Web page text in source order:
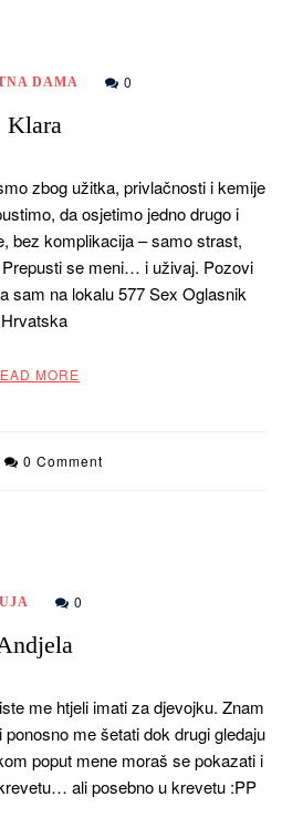
DAMA 0
Klara
zbog užitka, privlačnosti i kemije
da osjetimo jedno drugo i
bez komplikacija – samo strast,
se meni… i uživaj. Pozovi
sam na lokalu 577 Sex Oglasnik
Hrvatska
MORE
0 Comment
0
me htjeli imati za djevojku. Znam
me šetati dok drugi gledaju
poput mene moraš se pokazati i
ali posebno u krevetu :PP